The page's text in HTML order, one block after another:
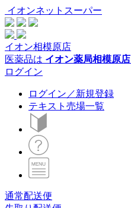
イオンネットスーパー
イオン相模原店
医薬品は イオン薬局相模原店
ログイン
ログイン／新規登録
テキスト売場一覧
通常配送便